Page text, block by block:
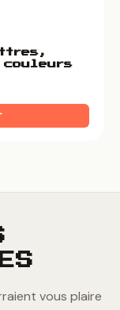
vous plaire